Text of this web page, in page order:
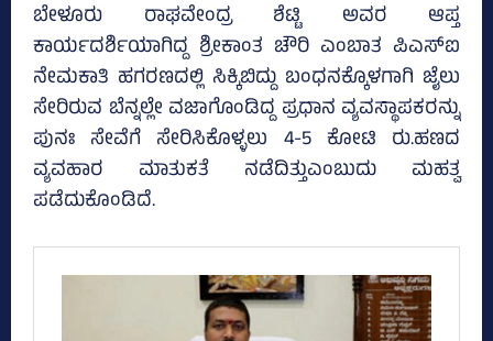
ಬೇಳೂರು ರಾಘವೇಂದ್ರ ಶೆಟ್ಟಿ ಅವರ ಆಪ್ತ
ಕಾರ್ಯದರ್ಶಿಯಾಗಿದ್ದ ಶ್ರೀಕಾಂತ ಚೌರಿ ಎಂಬಾತ ಪಿಎಸ್‌ಐ
ನೇಮಕಾತಿ ಹಗರಣದಲ್ಲಿ ಸಿಕ್ಕಿಬಿದ್ದು ಬಂಧನಕ್ಕೊಳಗಾಗಿ ಜೈಲು
ಸೇರಿರುವ ಬೆನ್ನಲ್ಲೇ ವಜಾಗೊಂಡಿದ್ದ ಪ್ರಧಾನ ವ್ಯವಸ್ಥಾಪಕರನ್ನು
ಪುನಃ ಸೇವೆಗೆ ಸೇರಿಸಿಕೊಳ್ಳಲು 4-5 ಕೋಟಿ ರು.ಹಣದ
ವ್ಯವಹಾರ ಮಾತುಕತೆ ನಡೆದಿತ್ತುಎಂಬುದು ಮಹತ್ವ
ಪಡೆದುಕೊಂಡಿದೆ.